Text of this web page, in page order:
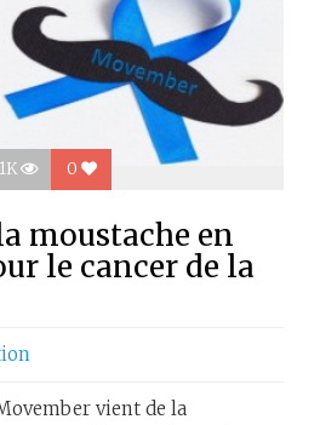
0
moustache en
le cancer de la
vient de la